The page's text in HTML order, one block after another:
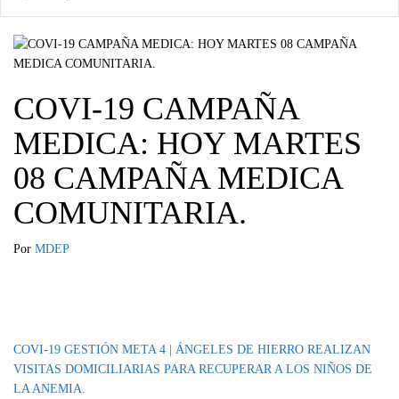
COVI-19 CAMPAÑA
MEDICA: HOY MARTES
08 CAMPAÑA MEDICA
COMUNITARIA.
Por MDEP
COVI-19 GESTIÓN META 4 | ÁNGELES DE HIERRO REALIZAN
VISITAS DOMICILIARIAS PARA RECUPERAR A LOS NIÑOS DE
LA ANEMIA.